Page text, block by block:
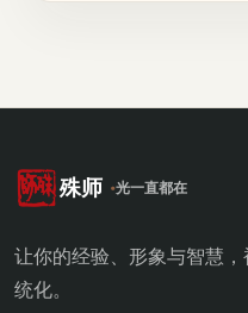
殊师 光一直都在
让你的经验、形象与智慧
统化。